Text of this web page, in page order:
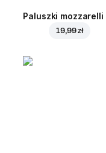
Paluszki mozzarelli
19,99 zł